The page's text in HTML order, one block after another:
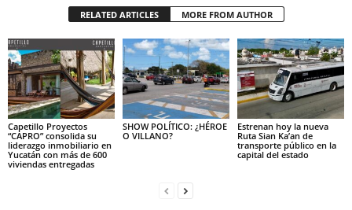
RELATED ARTICLES MORE FROM AUTHOR
Capetillo Proyectos
“CAPRO” consolida su
liderazgo inmobiliario en
Yucatán con más de 600
viviendas entregadas
SHOW POLÍTICO: ¿HÉROE
O VILLANO?
Estrenan hoy la nueva
Ruta Sian Ka’an de
transporte público en la
capital del estado